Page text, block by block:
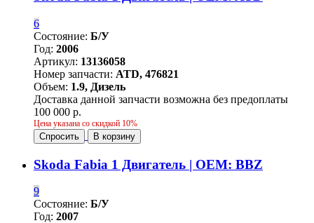
6
Состояние: Б/У
Год: 2006
Артикул: 13136058
Номер запчасти: ATD, 476821
Объем: 1.9, Дизель
Доставка данной запчасти возможна без предоплаты
100 000 р.
Цена указана со скидкой 10%
Спросить В корзину
Skoda Fabia 1 Двигатель | OEM: BBZ
9
Состояние: Б/У
Год: 2007